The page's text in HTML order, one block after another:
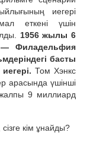
иегері
еткені үшін
1956 жылы 6
— Филадельфия
басты
Том Хэнкс
арасында үшінші
9 миллиард
кім ұнайды?